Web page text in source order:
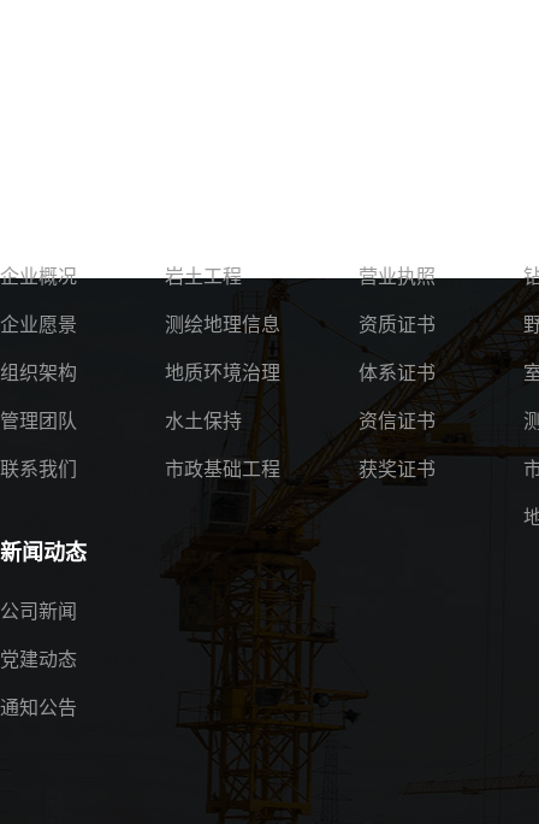
企业概况
企业愿景
组织架构
管理团队
联系我们
岩土工程
测绘地理信息
地质环境治理
水土保持
市政基础工程
营业执照
资质证书
体系证书
资信证书
获奖证书
新闻动态
公司新闻
党建动态
通知公告